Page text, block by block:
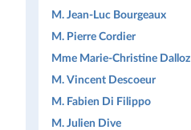
M. Jean-Luc Bourgeaux
M. Pierre Cordier
Mme Marie-Christine Dalloz
M. Vincent Descoeur
M. Fabien Di Filippo
M. Julien Dive